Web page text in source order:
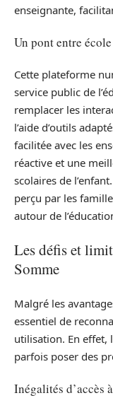
enseignante,
Un pont entre
Cette plateforme
service public de
remplacer les
l’aide d’outils
facilitée avec les
réactive et une
scolaires de
perçu par les
autour de
Les défis et
Somme
Malgré les
essentiel de
utilisation. En effet,
parfois poser des
Inégalités d’accès